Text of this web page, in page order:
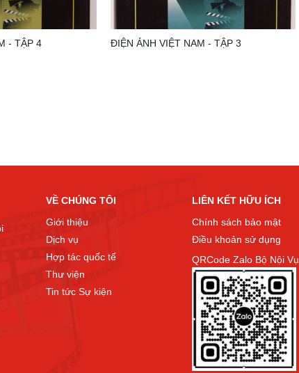
- TẬP 4 ĐIỆN ẢNH VIỆT NAM - TẬP 3
VỀ CHÚNG TÔI
Giới thiệu
Dịch vụ
Hợp tác quốc tế
Thư viện
Tin tức Sự kiện
LIÊN KẾT HỮU ÍCH
Chính sách bảo mật
Điều khoản sử dụng
QRCode Zalo Bộ Nội Vụ